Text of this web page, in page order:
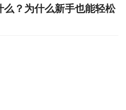
？为什么新手也能轻松